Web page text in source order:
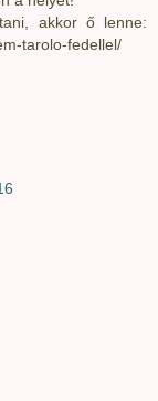
akkor ő lenne:
tarolo-fedellel/